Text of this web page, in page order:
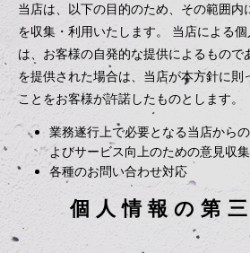
当店は、以下の目的のため、その範囲内
を収集・利用いたします。 当店による
は、お客様の自発的な提供によるもので
を提供された場合は、当店が本方針に則
ことをお客様が許諾したものとします。
業務遂行上で必要となる当店から
よびサービス向上のための意見収集
各種のお問い合わせ対応
個人情報の第